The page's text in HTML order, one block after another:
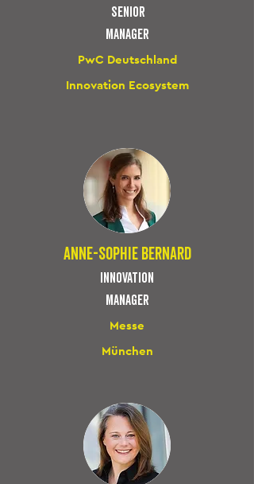
senior
manager
PwC Deutschland
Innovation Ecosystem
Anne-sophie bernard
innovation
manager
Messe
München